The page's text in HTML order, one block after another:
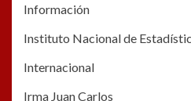
Información
Instituto Nacional de
Internacional
Irma Juan Carlos